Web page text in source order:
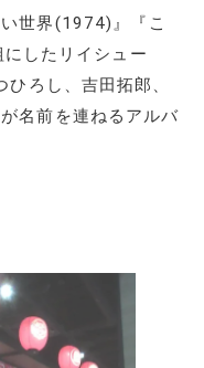
世界(1974)』『こ
したリイシュー
ろし、吉田拓郎、
名前を連ねるアルバ